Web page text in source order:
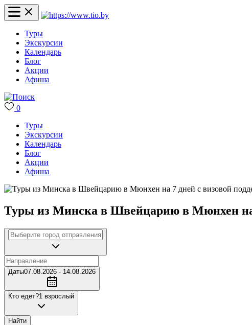
Туры
Экскурсии
Календарь
Блог
Акции
Афиша
0
Туры
Экскурсии
Календарь
Блог
Акции
Афиша
Туры из Минска в Швейцарию в Мюнхен на
Даты07.08.2026 - 14.08.2026
Кто едет?1 взрослый
Найти